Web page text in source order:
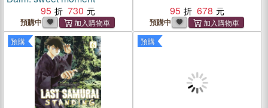
95
730
預購中
95 678
預購中
預購 預購